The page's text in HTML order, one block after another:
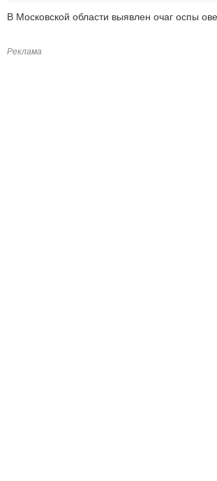
В Московской области выявлен очаг оспы
Реклама